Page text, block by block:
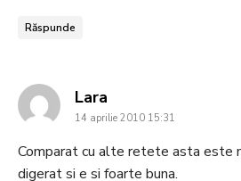
Răspunde
Lara
14 aprilie 2010 15:31
Comparat cu alte retete asta este
digerat si e si foarte buna.